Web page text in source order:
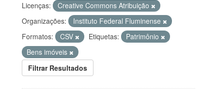
Licenças:
Creative Commons Atribuição
Organizações:
Instituto Federal Fluminense
Formatos:
CSV Etiquetas:
Patrimônio
Bens imóveis
Filtrar Resultados